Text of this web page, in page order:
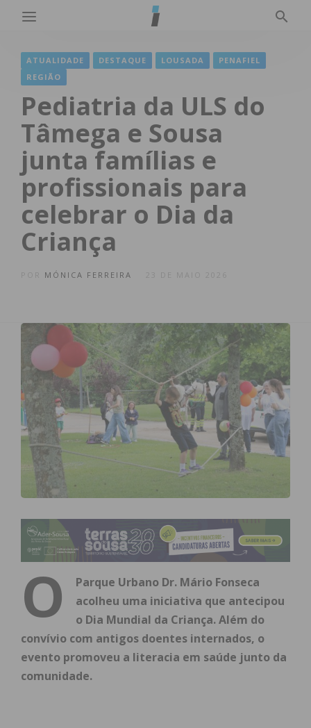
ATUALIDADE DESTAQUE LOUSADA
PENAFIEL
REGIÃO
Pediatria da ULS do
Tâmega e Sousa
junta famílias e
profissionais para
celebrar o Dia da
Criança
MÓNICA FERREIRA 23 DE MAIO 2026
O
Parque Urbano Dr. Mário Fonseca
acolheu uma iniciativa que antecipou
o Dia Mundial da Criança. Além do
convívio com antigos doentes internados, o
evento promoveu a literacia em saúde junto da
comunidade.